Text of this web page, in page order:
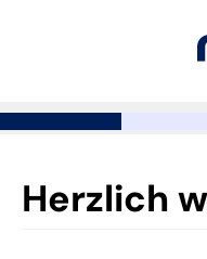
Herzlich